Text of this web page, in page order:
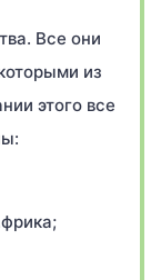
Все они
из
этого все